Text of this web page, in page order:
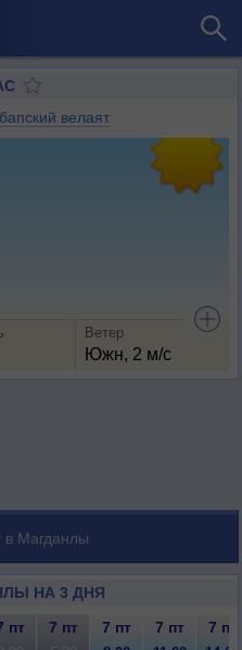
велаят
Ветер
Южн, 2 м/с
в Магданлы
НА 3 ДНЯ
пт 7 пт 7 пт 7 пт 7 пт